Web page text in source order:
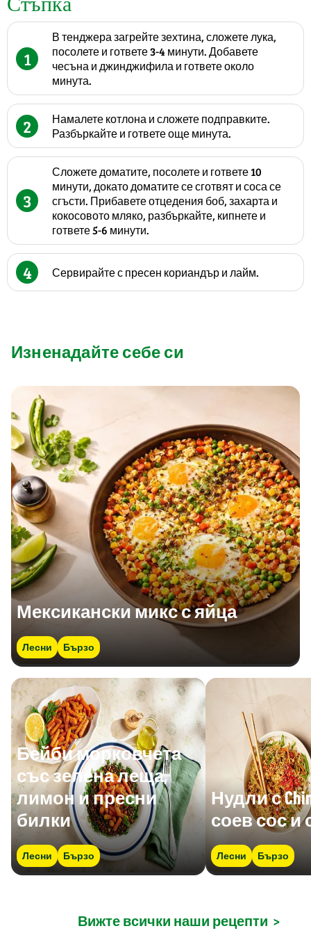
1
В тенджера загрейте зехтина, сложете лука,
посолете и гответе 3-4 минути. Добавете
чесъна и джинджифила и гответе около
минута.
2
Намалете котлона и сложете подправките.
Разбъркайте и гответе още минута.
3
Сложете доматите, посолете и гответе 10
минути, докато доматите се сготвят и соса се
сгъсти. Прибавете отцедения боб, захарта и
кокосовото мляко, разбъркайте, кипнете и
гответе 5-6 минути.
4 Сервирайте с пресен кориандър и лайм.
Изненадайте себе си
Мексикански микс с яйца
Лесни Бързо
Бейби морковчета
със зелена леща,
лимон и пресни
билки
Лесни Бързо
Нудли с
соев сос и
Лесни Бързо
Вижте всички наши рецепти >